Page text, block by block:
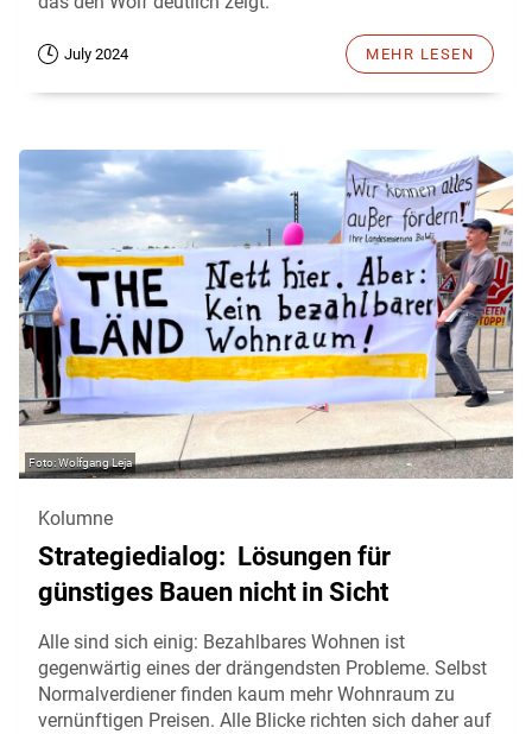
July 2024 MEHR LESEN
Wolfgang Leja
Kolumne
Strategiedialog: Lösungen für
günstiges Bauen nicht in Sicht
Alle sind sich einig: Bezahlbares Wohnen ist
gegenwärtig eines der drängendsten Probleme. Selbst
Normalverdiener finden kaum mehr Wohnraum zu
vernünftigen Preisen. Alle Blicke richten sich daher auf